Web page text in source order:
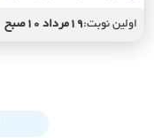
اولین نوبت:19مرداد 10صبح